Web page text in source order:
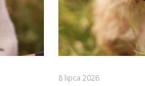
8 lipca 2026